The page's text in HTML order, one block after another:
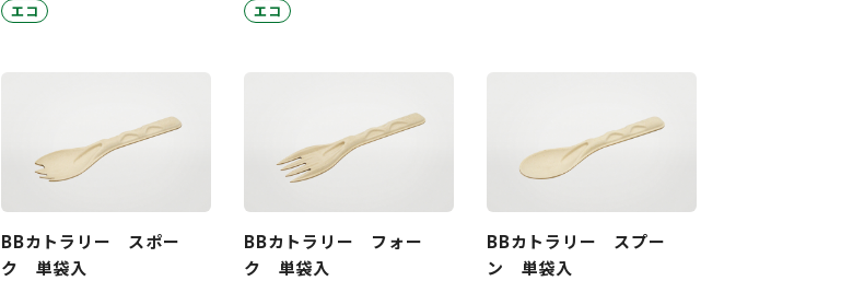
エコ エコ
BBカトラリー スポー
ク 単袋入
BBカトラリー フォー
ク 単袋入
BBカトラリー スプー
ン 単袋入